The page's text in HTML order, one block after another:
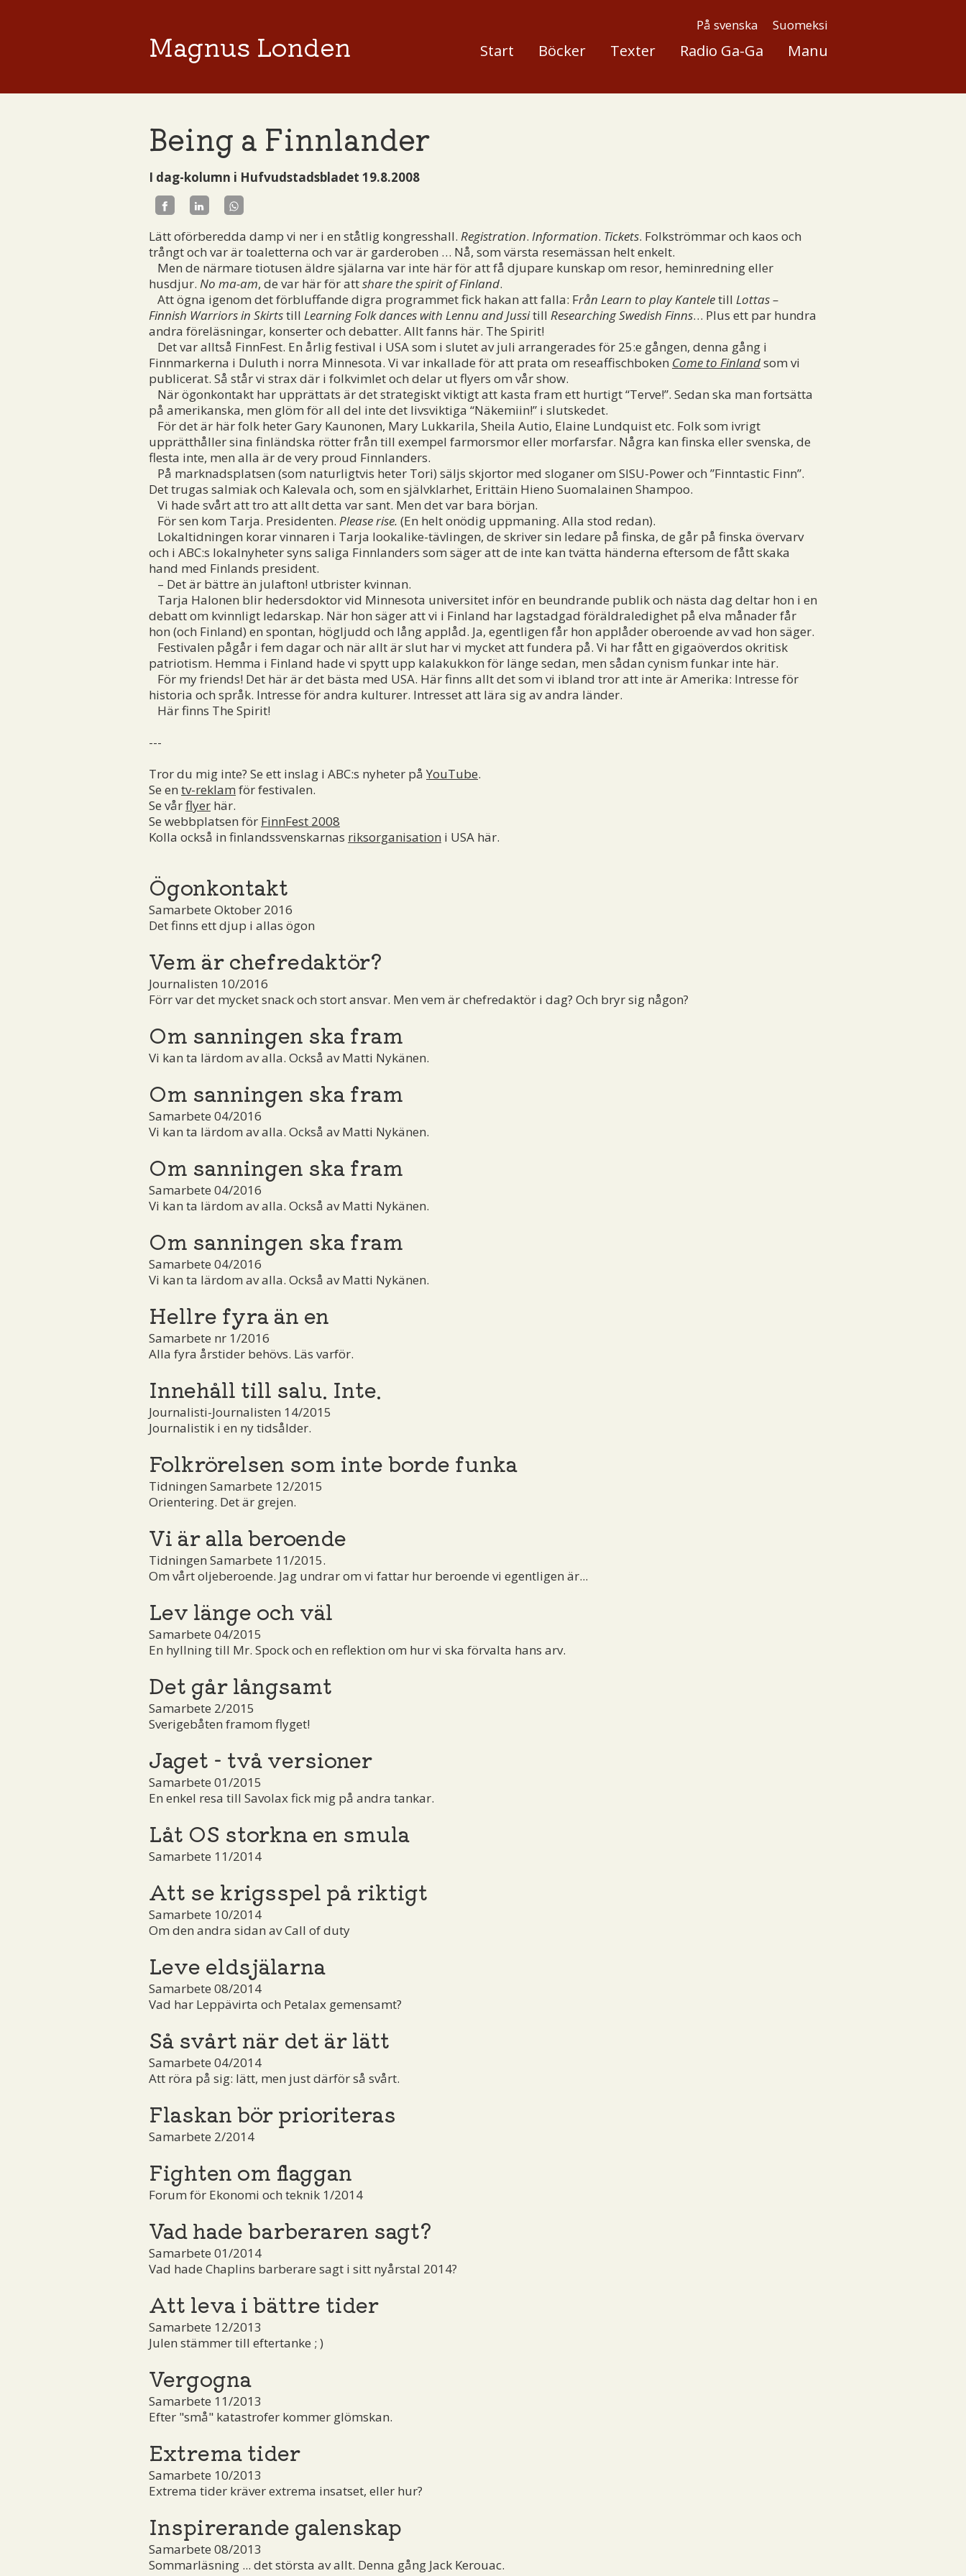
Magnus Londen
På svenska Suomeksi
Start Böcker Texter Radio Ga-Ga Manu
Being a Finnlander
I dag-kolumn i Hufvudstadsbladet 19.8.2008
Lätt oförberedda damp vi ner i en ståtlig kongresshall. Registration. Information. Tickets. Folkströmmar och kaos och
trångt och var är toaletterna och var är garderoben … Nå, som värsta resemässan helt enkelt.
Men de närmare tiotusen äldre själarna var inte här för att få djupare kunskap om resor, heminredning eller
husdjur. No ma-am, de var här för attshare the spirit of Finland.
Att ögna igenom det förbluffande digra programmet fick hakan att falla: Från Learn to play Kanteletill Lottas –
Finnish Warriors in Skirtstill Learning Folk dances with Lennu and Jussitill Researching Swedish Finns… Plus ett par hundra
andra föreläsningar, konserter och debatter. Allt fanns här. The Spirit!
Det var alltså FinnFest. En årlig festival i USA som i slutet av juli arrangerades för 25:e gången, denna gång i
Finnmarkerna i Duluth i norra Minnesota. Vi var inkallade för att prata om reseaffischboken Come to Finlandsom vi
publicerat. Så står vi strax där i folkvimlet och delar ut flyers om vår show.
När ögonkontakt har upprättats är det strategiskt viktigt att kasta fram ett hurtigt “Terve!”. Sedan ska man fortsätta
på amerikanska, men glöm för all del inte det livsviktiga “Näkemiin!” i slutskedet.
För det är här folk heter Gary Kaunonen, Mary Lukkarila, Sheila Autio, Elaine Lundquist etc. Folk som ivrigt
upprätthåller sina finländska rötter från till exempel farmorsmor eller morfarsfar. Några kan finska eller svenska, de
flesta inte, men alla är de very proud Finnlanders.
På marknadsplatsen (som naturligtvis heter Tori) säljs skjortor med sloganer om SISU-Power och ”Finntastic Finn”.
Det trugas salmiak och Kalevala och, som en självklarhet, Erittäin Hieno Suomalainen Shampoo.
Vi hade svårt att tro att allt detta var sant. Men det var bara början.
För sen kom Tarja. Presidenten. Please rise. (En helt onödig uppmaning. Alla stod redan).
Lokaltidningen korar vinnaren i Tarja lookalike-tävlingen, de skriver sin ledare på finska, de går på finska övervarv
och i ABC:s lokalnyheter syns saliga Finnlanders som säger att de inte kan tvätta händerna eftersom de fått skaka
hand med Finlands president.
– Det är bättre än julafton! utbrister kvinnan.
Tarja Halonen blir hedersdoktor vid Minnesota universitet inför en beundrande publik och nästa dag deltar hon i en
debatt om kvinnligt ledarskap. När hon säger att vi i Finland har lagstadgad föräldraledighet på elva månader får
hon (och Finland) en spontan, högljudd och lång applåd. Ja, egentligen får hon applåder oberoende av vad hon säger.
Festivalen pågår i fem dagar och när allt är slut har vi mycket att fundera på. Vi har fått en gigaöverdos okritisk
patriotism. Hemma i Finland hade vi spytt upp kalakukkon för länge sedan, men sådan cynism funkar inte här.
För my friends! Det här är det bästa med USA. Här finns allt det som vi ibland tror att inte är Amerika: Intresse för
historia och språk. Intresse för andra kulturer. Intresset att lära sig av andra länder.
Här finns The Spirit!
---
Tror du mig inte? Se ett inslag i ABC:s nyheter på YouTube.
Se en tv-reklam för festivalen.
Se vårflyer här.
Se webbplatsen för FinnFest 2008
Kolla också in finlandssvenskarnas riksorganisation i USA här.
Ögonkontakt
Samarbete Oktober 2016
Det finns ett djup i allas ögon
Vem är chefredaktör?
Journalisten 10/2016
Förr var det mycket snack och stort ansvar. Men vem är chefredaktör i dag? Och bryr sig någon?
Om sanningen ska fram
Vi kan ta lärdom av alla. Också av Matti Nykänen.
Om sanningen ska fram
Samarbete 04/2016
Vi kan ta lärdom av alla. Också av Matti Nykänen.
Om sanningen ska fram
Samarbete 04/2016
Vi kan ta lärdom av alla. Också av Matti Nykänen.
Om sanningen ska fram
Samarbete 04/2016
Vi kan ta lärdom av alla. Också av Matti Nykänen.
Hellre fyra än en
Samarbete nr 1/2016
Alla fyra årstider behövs. Läs varför.
Innehåll till salu. Inte.
Journalisti-Journalisten 14/2015
Journalistik i en ny tidsålder.
Folkrörelsen som inte borde funka
Tidningen Samarbete 12/2015
Orientering. Det är grejen.
Vi är alla beroende
Tidningen Samarbete 11/2015.
Om vårt oljeberoende. Jag undrar om vi fattar hur beroende vi egentligen är...
Lev länge och väl
Samarbete 04/2015
En hyllning till Mr. Spock och en reflektion om hur vi ska förvalta hans arv.
Det går långsamt
Samarbete 2/2015
Sverigebåten framom flyget!
Jaget - två versioner
Samarbete 01/2015
En enkel resa till Savolax fick mig på andra tankar.
Låt OS storkna en smula
Samarbete 11/2014
Att se krigsspel på riktigt
Samarbete 10/2014
Om den andra sidan av Call of duty
Leve eldsjälarna
Samarbete 08/2014
Vad har Leppävirta och Petalax gemensamt?
Så svårt när det är lätt
Samarbete 04/2014
Att röra på sig: lätt, men just därför så svårt.
Flaskan bör prioriteras
Samarbete 2/2014
Fighten om flaggan
Forum för Ekonomi och teknik 1/2014
Vad hade barberaren sagt?
Samarbete 01/2014
Vad hade Chaplins barberare sagt i sitt nyårstal 2014?
Att leva i bättre tider
Samarbete 12/2013
Julen stämmer till eftertanke ; )
Vergogna
Samarbete 11/2013
Efter "små" katastrofer kommer glömskan.
Extrema tider
Samarbete 10/2013
Extrema tider kräver extrema insatset, eller hur?
Inspirerande galenskap
Samarbete 08/2013
Sommarläsning ... det största av allt. Denna gång Jack Kerouac.